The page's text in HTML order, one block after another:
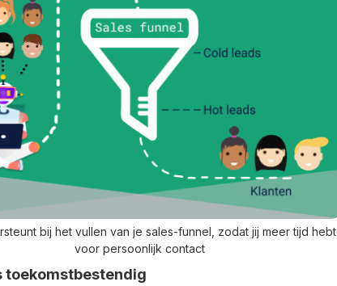
bij het vullen van je sales-funnel, zodat jij meer tijd hebt
voor persoonlijk contact
toekomstbestendig